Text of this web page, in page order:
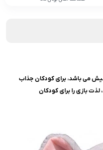
می باشد، برای کودکان جذاب
بازی را برای کودکان